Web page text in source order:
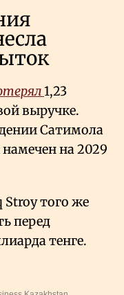
1,23
выручке.
Сатимола
на 2029
Stroy того же
перед
тенге.